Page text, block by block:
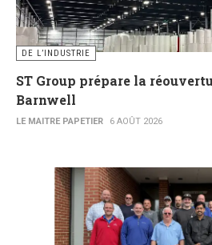
DE L’INDUSTRIE
ST Group prépare la
Barnwell
LE MAITRE PAPETIER 6 AOÛT 2026